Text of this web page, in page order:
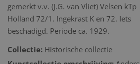
gemerkt v.v. (J.G. van Vliet) Velsen kTp
Holland 72/1. Ingekrast K en 72. Iets
beschadigd. Periode ca. 1929.
Collectie: Historische collectie